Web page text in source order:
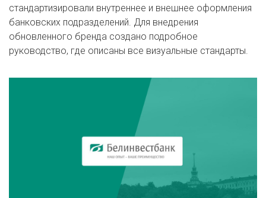
стандартизировали внутреннее и внешнее оформления
банковских подразделений. Для внедрения
обновленного бренда создано подробное
руководство, где описаны все визуальные стандарты.